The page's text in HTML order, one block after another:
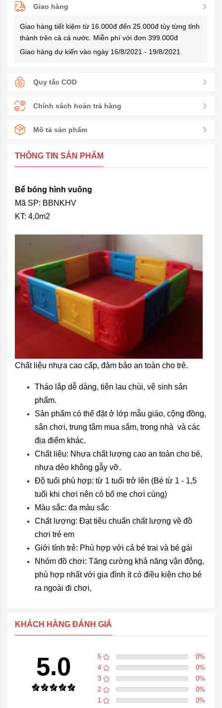
Giao hàng
Giao hàng tiết kiệm từ 16.000đ đến 25.000đ tùy từng tỉnh
thành trên cả cả nước. Miễn phí với đơn 399.000đ
Giao hàng dự kiến vào ngày 16/8/2021 - 19/8/2021
Quy tắc COD
Chính sách hoàn trả hàng
Mô tả sản phẩm
THÔNG TIN SẢN PHẨM
Bể bóng hình vuông
Mã SP: BBNKHV
KT: 4,0m2
Chất liệu nhựa cao cấp, đảm bảo an toàn cho trẻ.
Tháo lắp dễ dàng, tiện lau chùi, vệ sinh sản
phẩm.
Sản phẩm có thể đặt ở lớp mẫu giáo, cộng đồng,
sân chơi, trung tâm mua sắm, trong nhà và các
địa điểm khác.
Chất liệu: Nhựa chất lượng cao an toàn cho bé,
nhựa dẻo không gẫy vỡ.
Độ tuổi phù hợp: từ 1 tuổi trở lên (Bé từ 1 - 1,5
tuổi khi chơi nên có bố mẹ chơi cùng)
Màu sắc: đa màu sắc
Chất lượng: Đạt tiêu chuẩn chất lượng về đồ
chơi trẻ em
Giới tính trẻ: Phù hợp với cả bé trai và bé gái
Nhóm đồ chơi: Tăng cường khả năng vận động,
phù hợp nhất với gia đình ít có điều kiện cho bé
ra ngoài đi chơi,
KHÁCH HÀNG ĐÁNH GIÁ
5.0 5 0%
4
0%
3
0%
2
0%
1
0%